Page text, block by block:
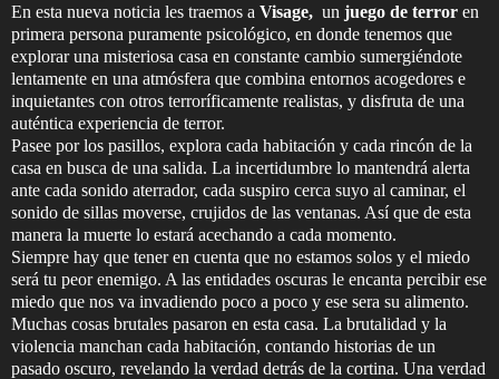
En esta nueva noticia les traemos a Visage, un juego de terror en
primera persona puramente psicológico, en donde tenemos que
explorar una misteriosa casa en constante cambio sumergiéndote
lentamente en una atmósfera que combina entornos acogedores e
inquietantes con otros terroríficamente realistas, y disfruta de una
auténtica experiencia de terror.
Pasee por los pasillos, explora cada habitación y cada rincón de la
casa en busca de una salida. La incertidumbre lo mantendrá alerta
ante cada sonido aterrador, cada suspiro cerca suyo al caminar, el
sonido de sillas moverse, crujidos de las ventanas. Así que de esta
manera la muerte lo estará acechando a cada momento.
Siempre hay que tener en cuenta que no estamos solos y el miedo
será tu peor enemigo. A las entidades oscuras le encanta percibir ese
miedo que nos va invadiendo poco a poco y ese sera su alimento.
Muchas cosas brutales pasaron en esta casa. La brutalidad y la
violencia manchan cada habitación, contando historias de un
pasado oscuro, revelando la verdad detrás de la cortina. Una verdad